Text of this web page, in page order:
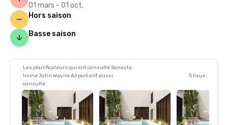
01 mars - 01 oct.
Hors saison
Basse saison
Les planificateurs qui ont consulté Sonesta
Irvine John Wayne Airport ont aussi
consulté
5 lieux